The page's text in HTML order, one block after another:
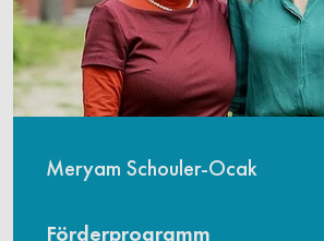
Meryam Schouler-Ocak
Förderprogramm